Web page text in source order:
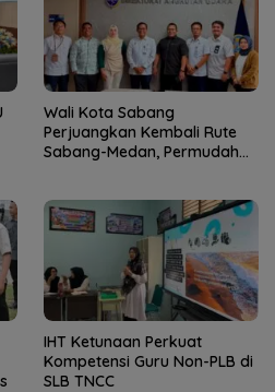
Wali Kota Sabang
Perjuangkan Kembali Rute
Sabang-Medan, Permudah
IHT Ketunaan Perkuat
Kompetensi Guru Non-PLB di
SLB TNCC